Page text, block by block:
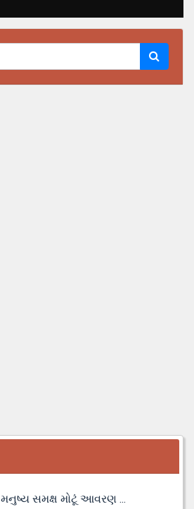
મનુષ્ય સમક્ષ મોટૂં આવરણ ...